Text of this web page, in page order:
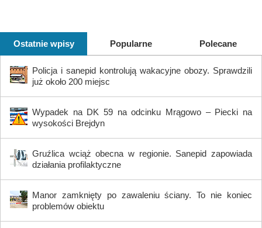
Ostatnie wpisy Popularne Polecane
Policja i sanepid kontrolują wakacyjne obozy. Sprawdzili
już około 200 miejsc
Wypadek na DK 59 na odcinku Mrągowo – Piecki na
wysokości Brejdyn
Gruźlica wciąż obecna w regionie. Sanepid zapowiada
działania profilaktyczne
Manor zamknięty po zawaleniu ściany. To nie koniec
problemów obiektu